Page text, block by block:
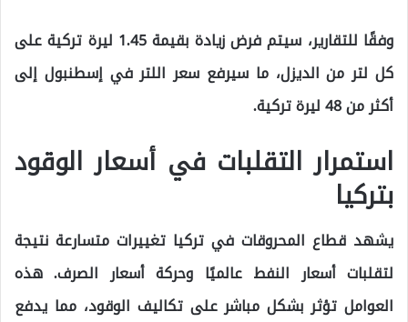
وفقًا للتقارير، سيتم فرض زيادة بقيمة 1.45 ليرة تركية على
كل لتر من الديزل، ما سيرفع سعر اللتر في إسطنبول إلى
أكثر من 48 ليرة تركية.
استمرار التقلبات في أسعار الوقود
بتركيا
يشهد قطاع المحروقات في تركيا تغييرات متسارعة نتيجة
لتقلبات أسعار النفط عالميًا وحركة أسعار الصرف. هذه
العوامل تؤثر بشكل مباشر على تكاليف الوقود، مما يدفع